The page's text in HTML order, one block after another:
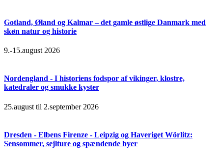
Gotland, Øland og Kalmar – det gamle østlige Danmark med
skøn natur og historie
9.-15.august 2026
Nordengland - I historiens fodspor af vikinger, klostre,
katedraler og smukke kyster
25.august til 2.september 2026
Dresden - Elbens Firenze - Leipzig og Haveriget Wörlitz:
Sensommer, sejlture og spændende byer